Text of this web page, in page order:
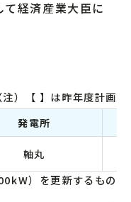
経済産業大臣に
注）【 】は昨年度計画
発電所
軸丸
）を更新するもの